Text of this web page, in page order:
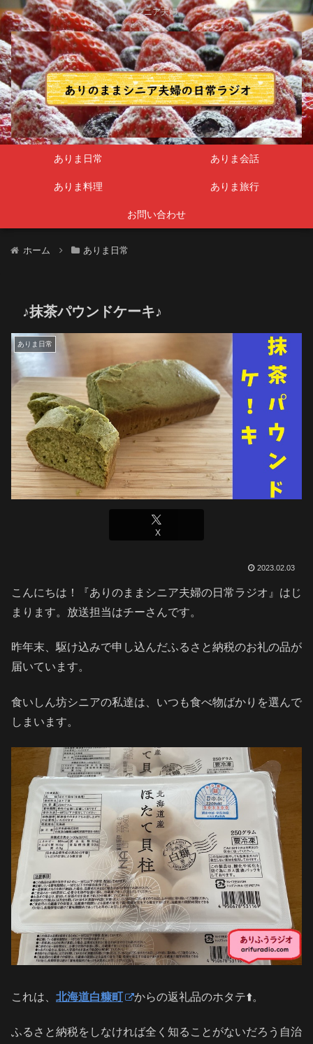
シニア夫婦
ありま日常 ありま会話
ありま料理 ありま旅行
お問い合わせ
ホーム ありま日常
♪抹茶パウンドケーキ♪
ありま日常
X
2023.02.03
こんにちは！『ありのままシニア夫婦の日常ラジオ』はじ
まります。放送担当はチーさんです。
昨年末、駆け込みで申し込んだふるさと納税のお礼の品が
届いています。
食いしん坊シニアの私達は、いつも食べ物ばかりを選んで
しまいます。
これは、 北海道白糠町 からの返礼品のホタテ⬆️。
ふるさと納税をしなければ全く知ることがないだろう自治